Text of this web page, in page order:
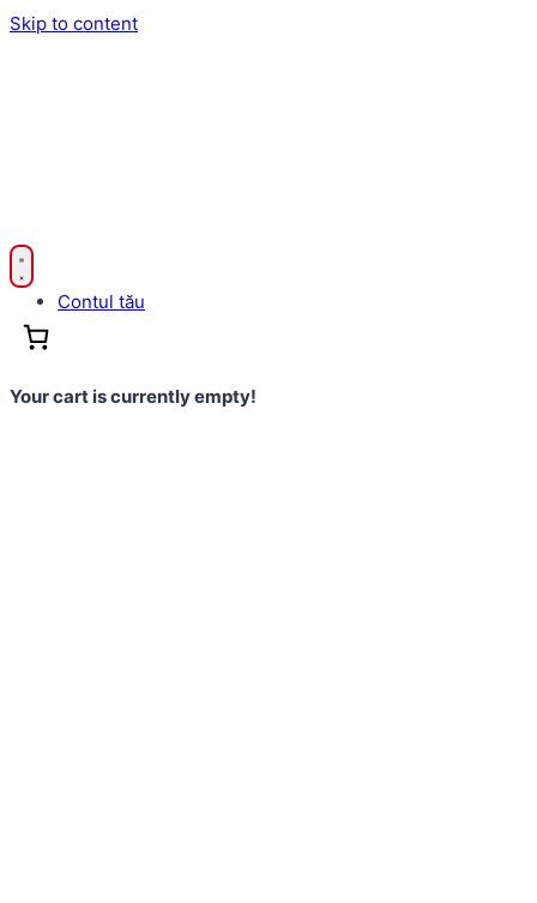
Skip to content
Contul tău
Your cart is currently empty!